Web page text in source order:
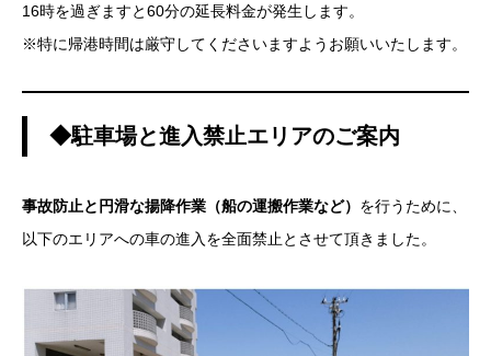
16時を過ぎますと60分の延長料金が発生します。
※特に帰港時間は厳守してくださいますようお願いいたします。
◆駐車場と進入禁止エリアのご案内
事故防止と円滑な揚降作業（船の運搬作業など） を行うために、
以下のエリアへの車の進入を全面禁止とさせて頂きました。